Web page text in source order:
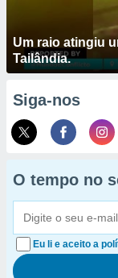
Um raio atingiu
Tailândia.
Siga-nos
O tempo no
Eu li e aceito a